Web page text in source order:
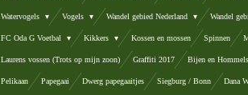
Watervogels Vogels Wandel gebied Nederland Wandel
FC Oda G Voetbal Kikkers Kossen en mossen Spinnen
Laurens vossen (Trots op mijn zoon) Graffiti 2017 Bijen en Hommels
Pelikaan Papegaai Dwerg papegaaitjes Siegburg / Bonn Dana